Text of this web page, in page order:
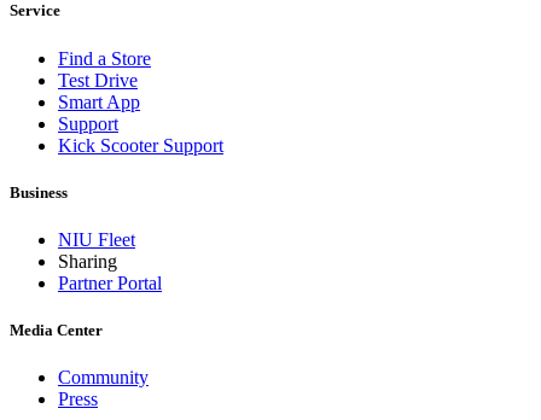
Service
Find a Store
Test Drive
Smart App
Support
Kick Scooter Support
Business
NIU Fleet
Sharing
Partner Portal
Media Center
Community
Press